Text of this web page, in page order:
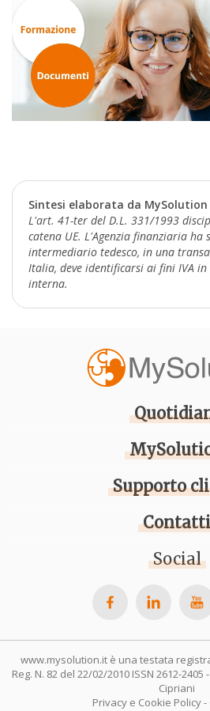
Sintesi elaborata da MySolution
L'art. 41-ter del D.L. 331/1993
catena UE. L'Agenzia finanziaria ha
intermediario tedesco, in una
Italia, deve identificarsi ai fini IVA
interna.
Supporto
Contatti
Social
www.mysolution.it è una testata
Reg. N. 82 del 22/02/2010 ISSN 2612-
Cipriani
Privacy e Cookie Policy-